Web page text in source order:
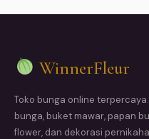
WinnerFleur
Toko bunga online
bunga, buket mawar, papan
flower, dan dekorasi